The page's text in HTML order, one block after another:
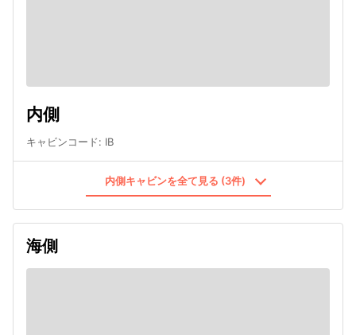
内側
キャビンコード: IB
内側キャビンを全て見る (3件)
海側